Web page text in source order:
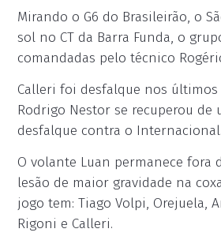
Mirando o G6 do Brasileirão, o
sol no CT da Barra Funda, o
comandadas pelo técnico
Calleri foi desfalque nos últimos
Rodrigo Nestor se recuperou
desfalque contra o Internacional.
O volante Luan permanece fora
lesão de maior gravidade na
jogo tem: Tiago Volpi, Orejuela,
Rigoni e Calleri.